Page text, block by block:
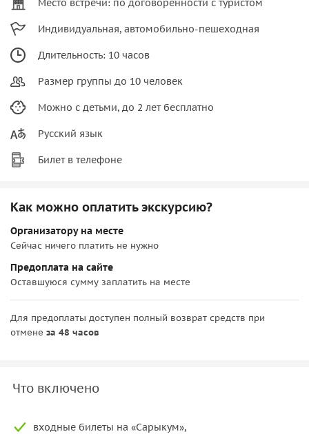
Место встречи: по договоренности с туристом
Индивидуальная, автомобильно-пешеходная
Длительность: 10 часов
Размер группы до 10 человек
Можно с детьми, до 2 лет бесплатно
Русский язык
Билет в телефоне
Как можно оплатить экскурсию?
Организатору на месте
Сейчас ничего платить не нужно
Предоплата на сайте
Оставшуюся сумму заплатить на месте
Для предоплаты доступен полный возврат средств при
отмене за 48 часов
Что включено
входные билеты на «Сарыкум»,